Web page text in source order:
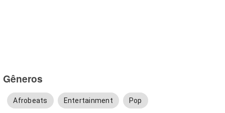
Gêneros
Afrobeats Entertainment Pop